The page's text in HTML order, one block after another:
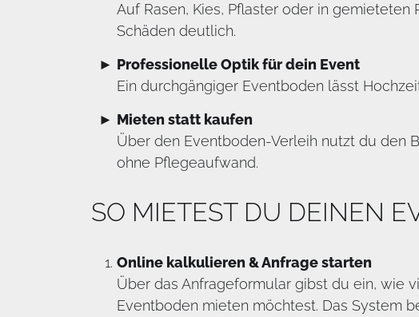
Auf Rasen, Kies, Pflaster oder in
Schäden deutlich.
Professionelle Optik für dein Event
Ein durchgängiger Eventboden lässt
Mieten statt kaufen
Über den Eventboden-Verleih nutzt du den
ohne Pflegeaufwand.
SO MIETEST DU DEINEN
Online kalkulieren & Anfrage starten
Über das Anfrageformular gibst du ein, wie
Eventboden mieten möchtest. Das System